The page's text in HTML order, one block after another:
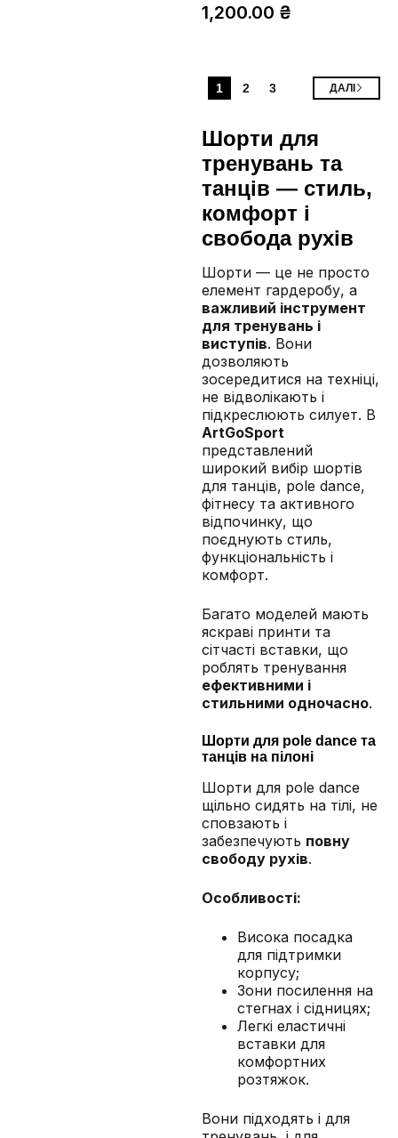
1,200.00 ₴
1 2 3 ДАЛІ
Шорти для
тренувань та
танців — стиль,
комфорт і
свобода рухів
Шорти — це не просто
елемент гардеробу, а
важливий інструмент
для тренувань і
виступів. Вони
дозволяють
зосередитися на техніці,
не відволікають і
підкреслюють силует. В
ArtGoSport
представлений
широкий вибір шортів
для танців, pole dance,
фітнесу та активного
відпочинку, що
поєднують стиль,
функціональність і
комфорт.
Багато моделей мають
яскраві принти та
сітчасті вставки, що
роблять тренування
ефективними і
стильними одночасно.
Шорти для pole dance та
танців на пілоні
Шорти для pole dance
щільно сидять на тілі, не
сповзають і
забезпечують повну
свободу рухів.
Особливості:
Висока посадка
для підтримки
корпусу;
Зони посилення на
стегнах і сідницях;
Легкі еластичні
вставки для
комфортних
розтяжок.
Вони підходять і для